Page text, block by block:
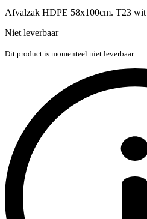
Afvalzak HDPE 58x100cm. T23 wit
Niet leverbaar
Dit product is momenteel niet leverbaar